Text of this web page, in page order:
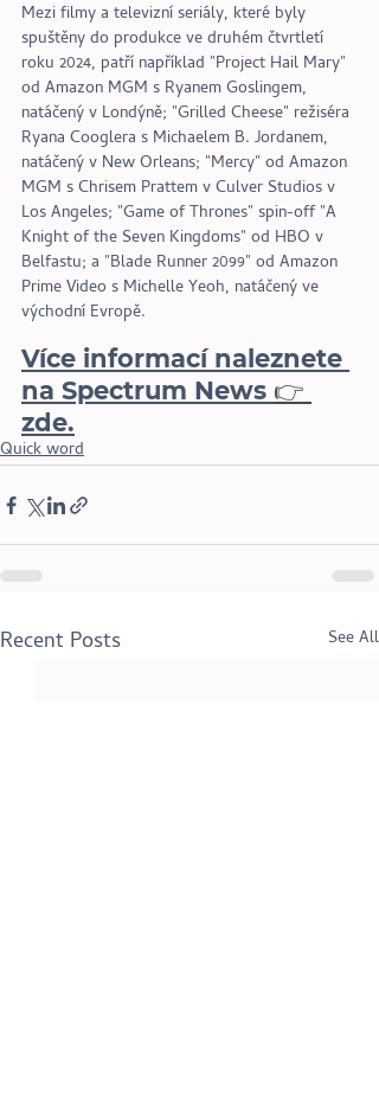
Mezi filmy a televizní seriály, které byly
spuštěny do produkce ve druhém čtvrtletí
roku 2024, patří například "Project Hail Mary"
od Amazon MGM s Ryanem Goslingem,
natáčený v Londýně; "Grilled Cheese" režiséra
Ryana Cooglera s Michaelem B. Jordanem,
natáčený v New Orleans; "Mercy" od Amazon
MGM s Chrisem Prattem v Culver Studios v
Los Angeles; "Game of Thrones" spin-off "A
Knight of the Seven Kingdoms" od HBO v
Belfastu; a "Blade Runner 2099" od Amazon
Prime Video s Michelle Yeoh, natáčený ve
východní Evropě.
Více informací naleznete
na Spectrum News​ 👉
zde.
Quick word
Recent Posts See All